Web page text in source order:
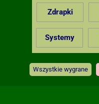
Zdrapki
Systemy
Wszystkie wygrane